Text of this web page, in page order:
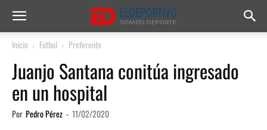
Inicio Fútbol Preferente
Juanjo Santana conitúa ingresado
en un hospital
Por Pedro Pérez - 11/02/2020